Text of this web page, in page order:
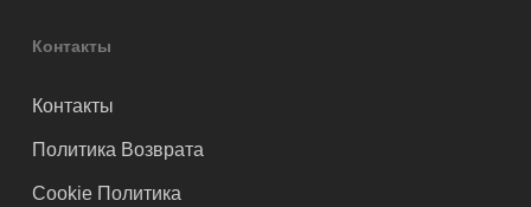
Контакты
Контакты
Политика Возврата
Cookie Политика